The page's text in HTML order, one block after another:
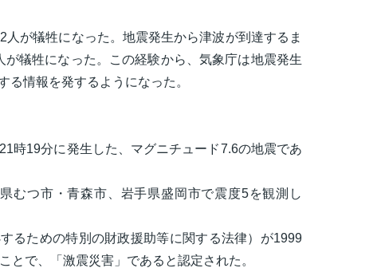
人が犠牲になった。地震発生から津波が到達するま
が犠牲になった。この経験から、気象庁は地震発生
る情報を発するようになった。
時19分に発生した、マグニチュード7.6の地震であ
むつ市・青森市、岩手県盛岡市で震度5を観測し
るための特別の財政援助等に関する法律）が1999
とで、「激震災害」であると認定された。